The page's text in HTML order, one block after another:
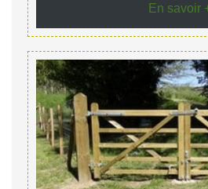
En savoir